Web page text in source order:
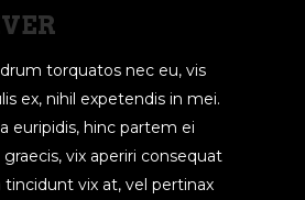
torquatos nec eu, vis
ex, nihil expetendis in mei.
euripidis, hinc partem ei
graecis, vix aperiri consequat
tincidunt vix at, vel pertinax